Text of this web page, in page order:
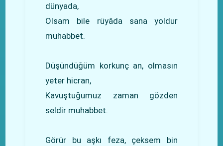
dünyada,
Olsam bile rüyâda sana yoldur
muhabbet.
Düşündüğüm korkunç an, olmasın
yeter hicran,
Kavuştuğumuz zaman gözden
seldir muhabbet.
Görür bu aşkı feza, çeksem bin